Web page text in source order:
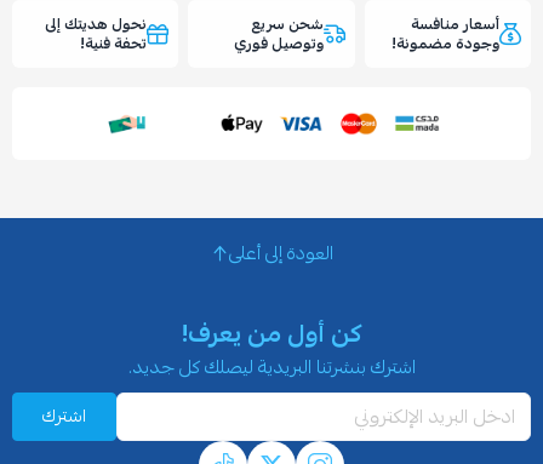
أسعار منافسة
وجودة مضمونة!
شحن سريع
وتوصيل فوري
نحول هديتك إلى
تحفة فنية!
العودة إلى أعلى
كن أول من يعرف!
اشترك بنشرتنا البريدية ليصلك كل جديد.
اشترك